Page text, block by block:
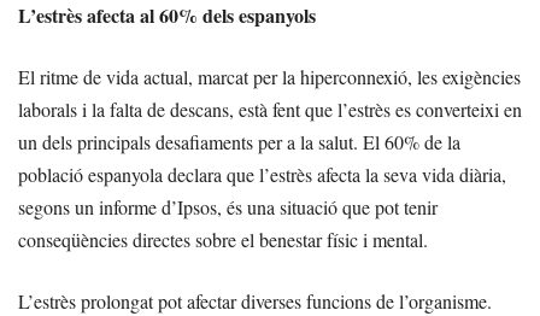
L’estrès afecta al 60% dels espanyols
El ritme de vida actual, marcat per la hiperconnexió, les exigències
laborals i la falta de descans, està fent que l’estrès es converteixi en
un dels principals desafiaments per a la salut. El 60% de la
població espanyola declara que l’estrès afecta la seva vida diària,
segons un informe d’Ipsos, és una situació que pot tenir
conseqüències directes sobre el benestar físic i mental.
L’estrès prolongat pot afectar diverses funcions de l’organisme.